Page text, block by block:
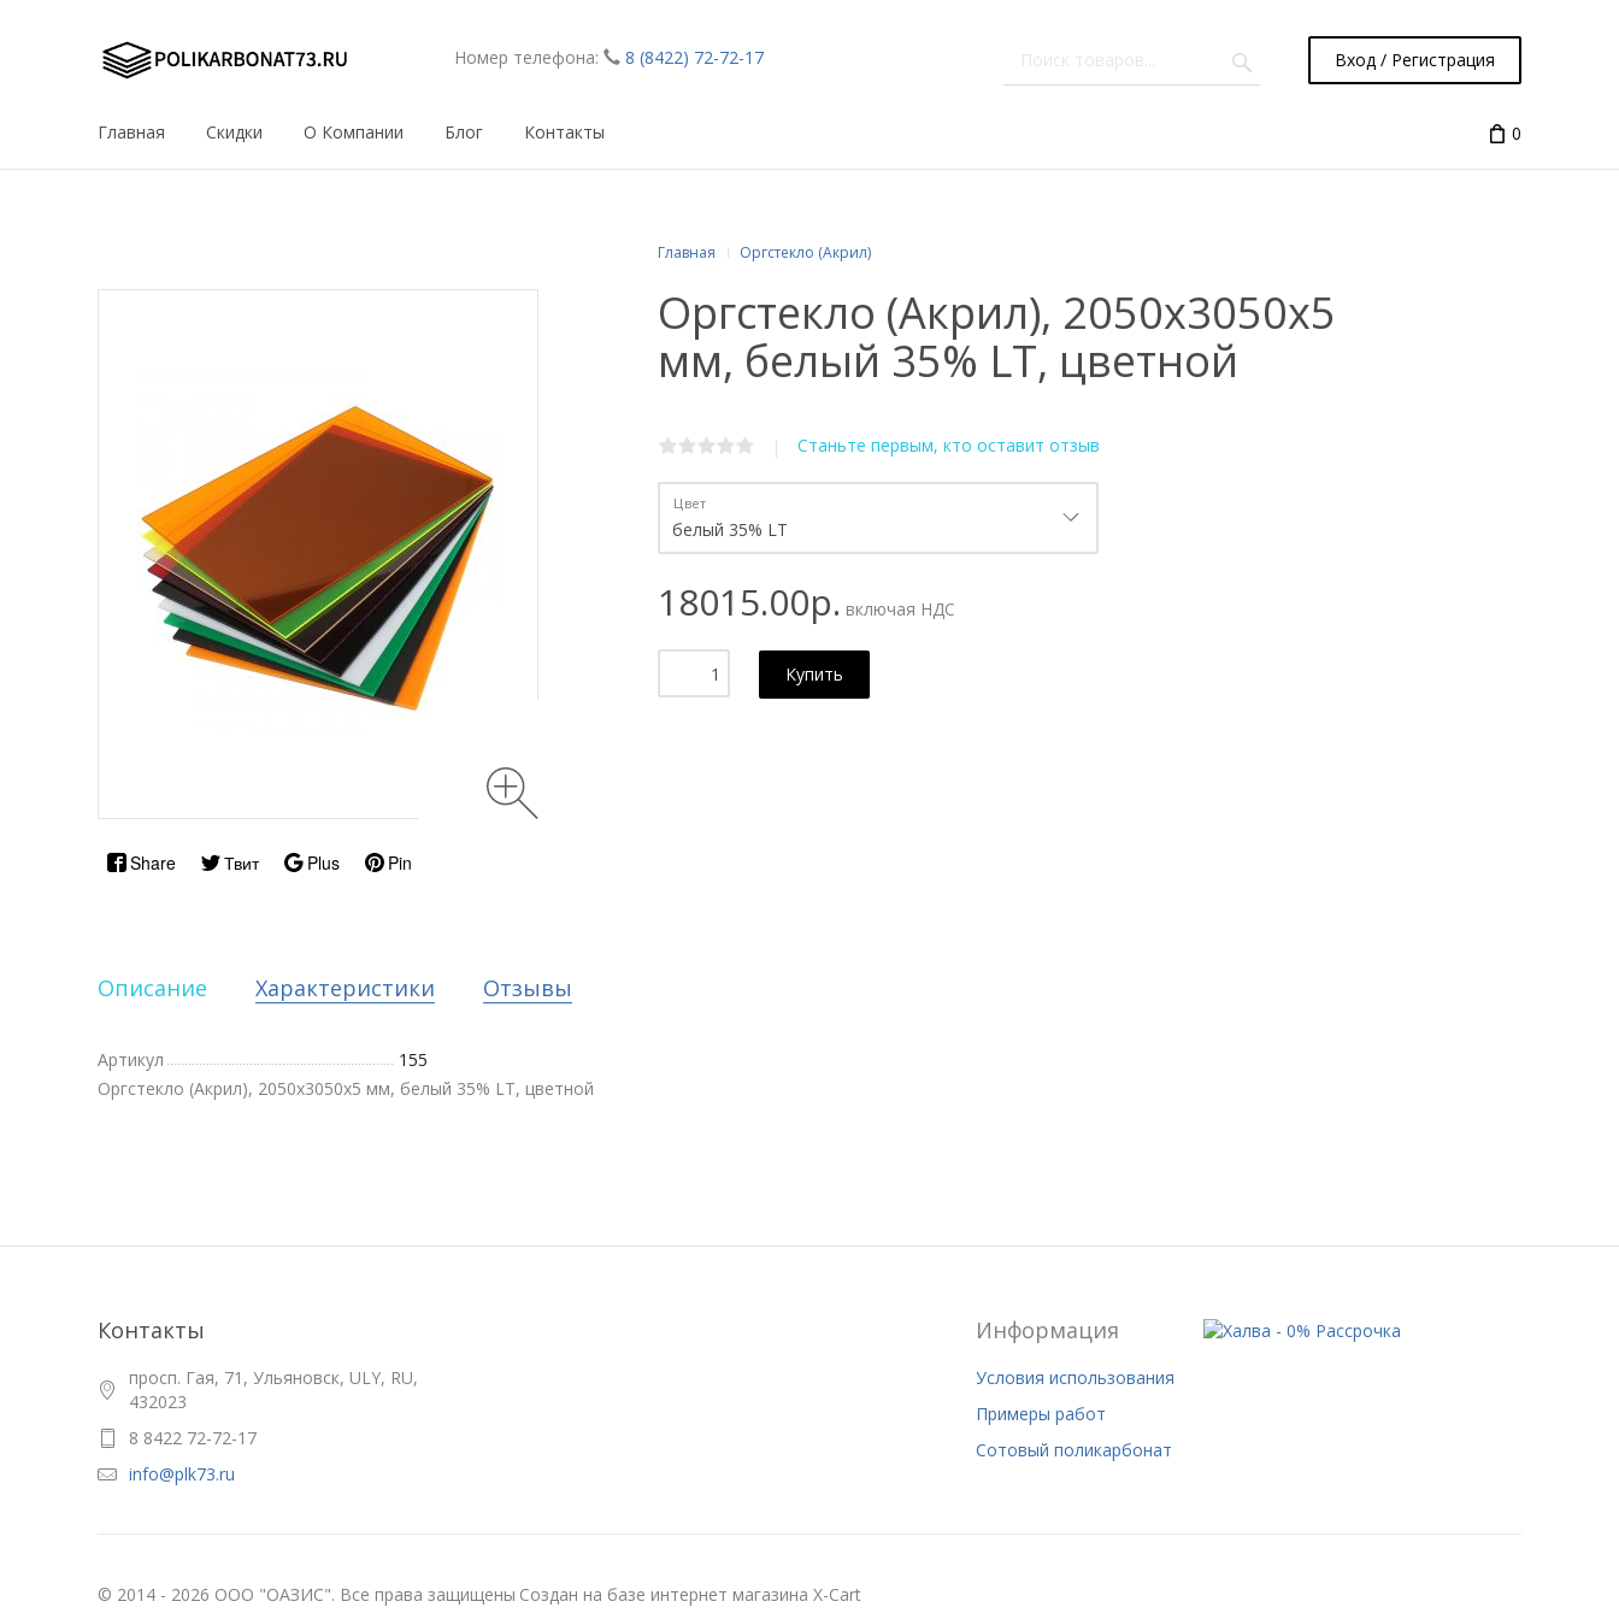
Номер телефона: 8 (8422) 72-72-17 Вход / Регистрация
Главная Скидки О Компании Блог Контакты 0
Share Твит Plus Pin
Главная Оргстекло (Акрил)
Оргстекло (Акрил), 2050х3050x5
мм, белый 35% LT, цветной
| Станьте первым, кто оставит отзыв
Цвет
18015.00р. включая НДС
Купить
Описание Характеристики Отзывы
Артикул
155
Оргстекло (Акрил), 2050х3050x5 мм, белый 35% LT, цветной
Контакты
просп. Гая, 71, Ульяновск, ULY, RU,
432023
8 8422 72-72-17
info@plk73.ru
Информация
Условия использования
Примеры работ
Сотовый поликарбонат
© 2014 - 2026 ООО "ОАЗИС". Все права защищены Создан на базе интернет магазина X-Cart